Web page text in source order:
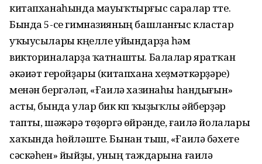
китапханаһында мауыҡтырғыс саралар үтте.
Бында 5-се гимназияның башланғыс кластар
уҡыусылары күңелле уйындарҙа һәм
викториналарҙа ҡатнашты. Балалар яратҡан
әкәиәт геройҙары (китапхана хеҙмәткәрҙәре)
менән бергәләп, «Ғаилә хазинаһы һандығын»
асты, бында улар бик күп ҡыҙыҡлы әйберҙәр
тапты, шәжәрә төҙөргә өйрәнде, ғаилә йолалары
хаҡында һөйләште. Бынан тыш, «Ғаилә бәхете
сәскәһен» йыйҙы, уның таждарына ғаилә